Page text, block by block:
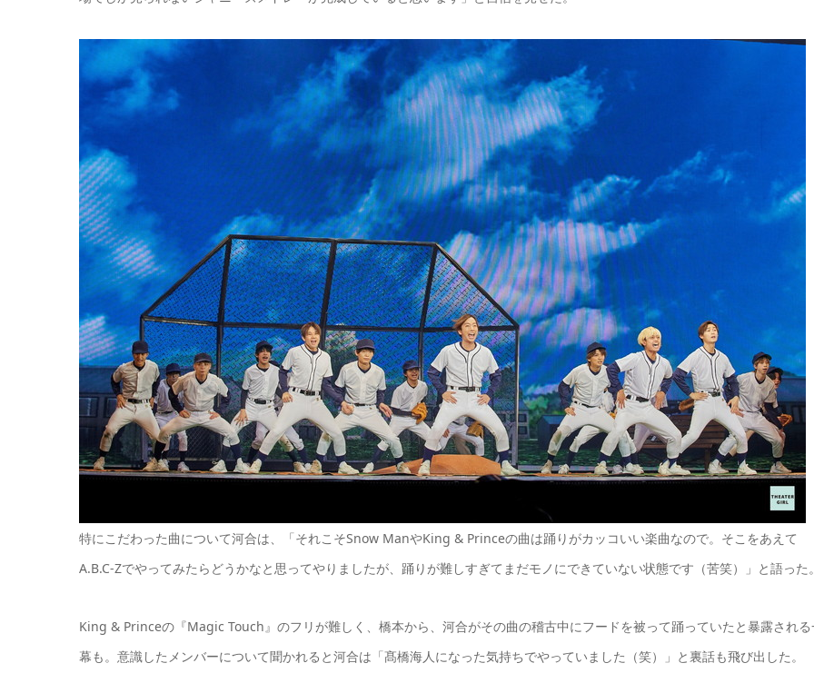
特にこだわった曲について河合は、「それこそSnow ManやKing & Princeの曲は踊りがカッコいい楽曲なので。そこをあえて
A.B.C-Zでやってみたらどうかなと思ってやりましたが、踊りが難しすぎてまだモノにできていない状態です（苦笑）」と語った
King & Princeの『Magic Touch』のフリが難しく、橋本から、河合がその曲の稽古中にフードを被って踊っていたと暴露される
幕も。意識したメンバーについて聞かれると河合は「髙橋海人になった気持ちでやっていました（笑）」と裏話も飛び出した。